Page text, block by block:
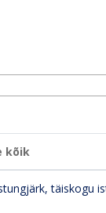
kõik
täiskogu